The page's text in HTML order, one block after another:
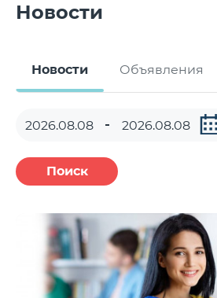
Новости
Новости Объявления
Поиск